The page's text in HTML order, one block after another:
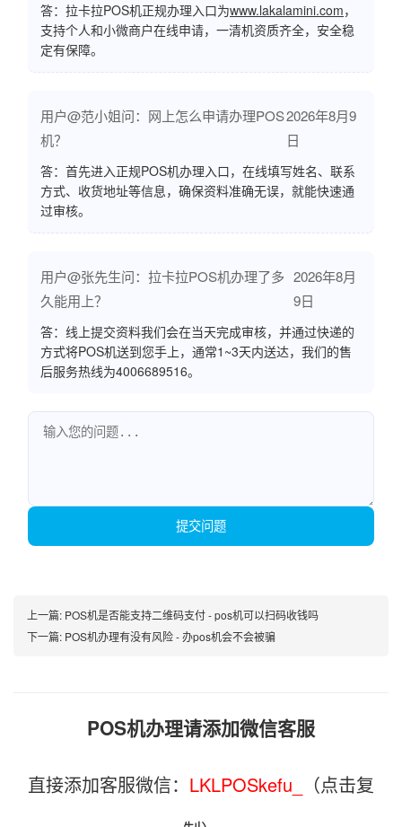
答：拉卡拉POS机正规办理入口为www.lakalamini.com，
支持个人和小微商户在线申请，一清机资质齐全，安全稳
定有保障。
用户@范小姐问：网上怎么申请办理POS
机？
2026年8月9
日
答：首先进入正规POS机办理入口，在线填写姓名、联系
方式、收货地址等信息，确保资料准确无误，就能快速通
过审核。
用户@张先生问：拉卡拉POS机办理了多
久能用上？
2026年8月
9日
答：线上提交资料我们会在当天完成审核，并通过快递的
方式将POS机送到您手上，通常1~3天内送达，我们的售
后服务热线为4006689516。
提交问题
上一篇: POS机是否能支持二维码支付 - pos机可以扫码收钱吗
下一篇: POS机办理有没有风险 - 办pos机会不会被骗
POS机办理请添加微信客服
直接添加客服微信： LKLPOSkefu_
（点击复